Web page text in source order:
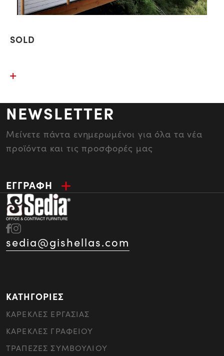
SOLD
NEWSLETTER
Μείνετε πάντα ενημερωμένοι για όλα τα νέα
προϊόντα και τις προσφορές μας
ΕΓΓΡΑΦΗ
sedia@gishellas.com
ΚΑΤΗΓΟΡΙΕΣ
ΚΑΡΕΚΛΕΣ ΕΡΓΑΣΙΑΣ
ΚΑΡΕΚΛΕΣ ΓΡΑΦΕΙΟΥ
ΤΡΑΠΕΖΕΣ ΣΥΜΒΟΥΛΙΟΥ